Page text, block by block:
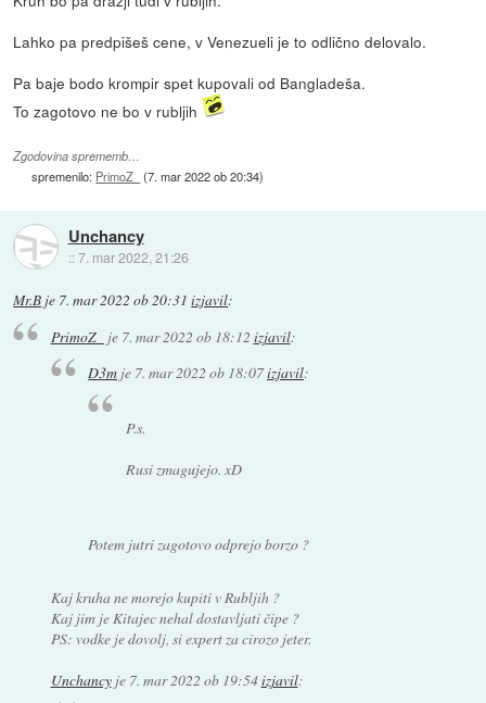
Lahko pa predpišeš cene, v Venezueli je to odlično delovalo.
Pa baje bodo krompir spet kupovali od Bangladeša.
To zagotovo ne bo v rubljih
Zgodovina sprememb…
spremenilo: PrimoZ_ (7. mar 2022 ob 20:34)
Unchancy
::7. mar 2022, 21:26
Mr.B je 7. mar 2022 ob 20:31 izjavil:
PrimoZ_ je 7. mar 2022 ob 18:12 izjavil:
D3m je 7. mar 2022 ob 18:07izjavil:
P.s.
Rusi zmagujejo. xD
Potem jutri zagotovo odprejo borzo ?
Kaj kruha ne morejo kupiti v Rubljih ?
Kaj jim je Kitajec nehal dostavljati čipe ?
PS: vodke je dovolj, si expert za cirozo jeter.
Unchancyje 7. mar 2022 ob 19:54izjavil: